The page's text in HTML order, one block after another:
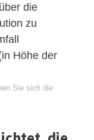
die
zu
Höhe der
Sie sich die